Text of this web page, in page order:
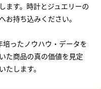
ます。時計とジュエリーの
お持ち込みください。
ったノウハウ・データを
た商品の真の価値を見定
します。